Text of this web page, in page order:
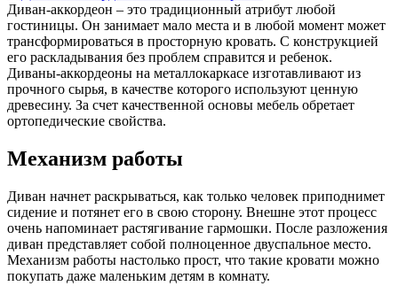
Диван-аккордеон – это традиционный атрибут любой
гостиницы. Он занимает мало места и в любой момент может
трансформироваться в просторную кровать. С конструкцией
его раскладывания без проблем справится и ребенок.
Диваны-аккордеоны на металлокаркасе изготавливают из
прочного сырья, в качестве которого используют ценную
древесину. За счет качественной основы мебель обретает
ортопедические свойства.
Механизм работы
Диван начнет раскрываться, как только человек приподнимет
сидение и потянет его в свою сторону. Внешне этот процесс
очень напоминает растягивание гармошки. После разложения
диван представляет собой полноценное двуспальное место.
Механизм работы настолько прост, что такие кровати можно
покупать даже маленьким детям в комнату.